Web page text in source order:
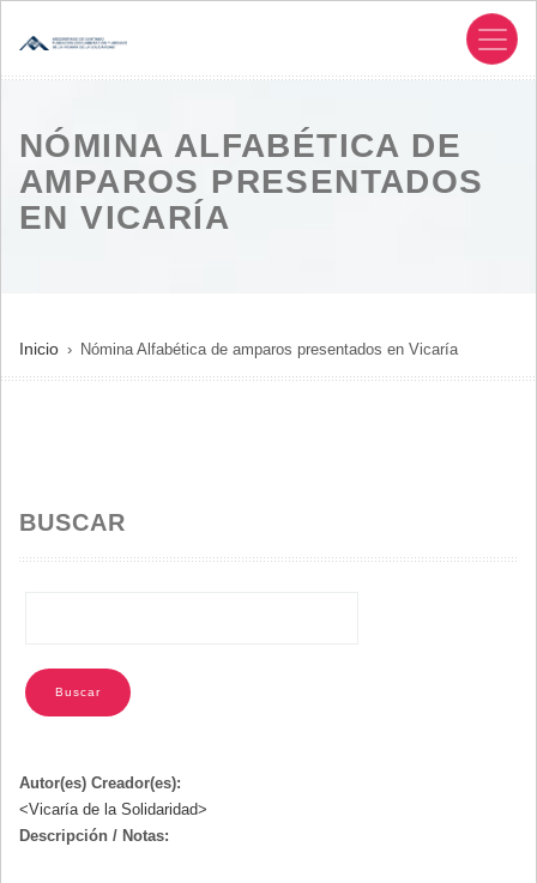
NÓMINA ALFABÉTICA DE
AMPAROS PRESENTADOS
EN VICARÍA
SOBRESCRIBIR
ENLACES
NAVEGACIÓN
Inicio Nómina Alfabética de amparos presentados en Vicaría
BUSCAR
Autor(es) Creador(es):
<Vicaría de la Solidaridad>
Descripción / Notas: